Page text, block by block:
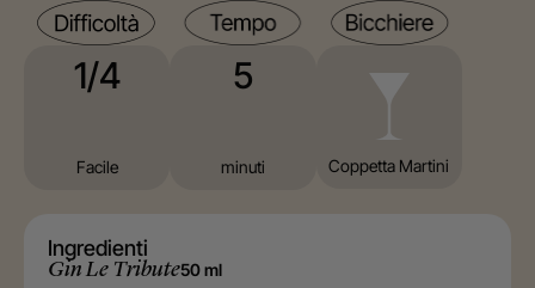
1/4
Facile
5
minuti Coppetta Martini
Ingredienti
Gin Le Tribute50 ml